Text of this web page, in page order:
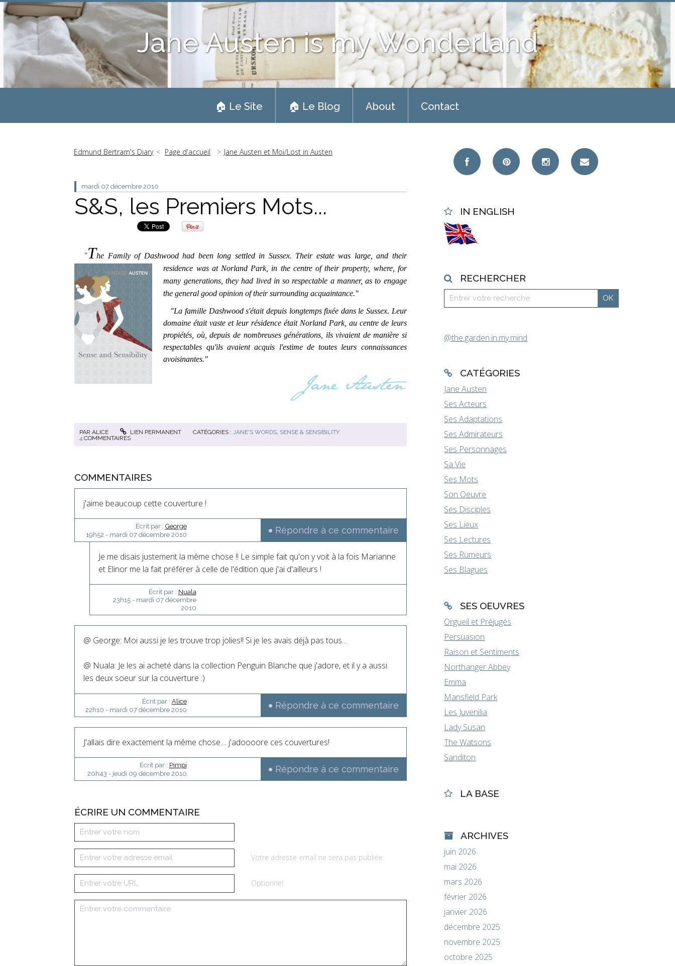
Jane Austen is my Wonderland
🏠 Le Site 🏠 Le Blog About Contact
Edmund Bertram's Diary Page d'accueil Jane Austen et Moi/Lost in Austen
mardi 07 décembre 2010
S&S, les Premiers Mots...
"The Family of Dashwood had been long settled in Sussex. Their estate was large, and their
residence was at Norland Park, in the centre of their property, where, for
many generations, they had lived in so respectable a manner, as to engage
the general good opinion of their surrounding acquaintance."
"La famille Dashwood s'était depuis longtemps fixée dans le Sussex. Leur
domaine était vaste et leur résidence était Norland Park, au centre de leurs
propiétés, où, depuis de nombreuses générations, ils vivaient de manière si
respectables qu'ils avaient acquis l'estime de toutes leurs connaissances
avoisinantes."
PAR ALICE LIEN PERMANENT CATÉGORIES : JANE'S WORDS SENSE & SENSIBILITY
4 COMMENTAIRES
COMMENTAIRES
j'aime beaucoup cette couverture !
Écrit par : George
19h52 - mardi 07 décembre 2010 Répondre à ce commentaire
Je me disais justement la même chose !! Le simple fait qu'on y voit à la fois Marianne
et Elinor me la fait préférer à celle de l'édition que j'ai d'ailleurs !
Écrit par : Nuala
23h15- mardi 07 décembre
2010
@ George: Moi aussi je les trouve trop jolies!! Si je les avais déjà pas tous...
@ Nuala: Je les ai acheté dans la collection Penguin Blanche que j'adore, et il y a aussi
les deux soeur sur la couverture :)
Écrit par : Alice
22h10 - mardi 07 décembre 2010 Répondre à ce commentaire
J'allais dire exactement la même chose.... j'adoooore ces couvertures!
Écrit par : Pimpi
20h43 - jeudi 09 décembre 2010 Répondre à ce commentaire
ÉCRIRE UN COMMENTAIRE
Votre adresse email ne sera pas publiée
Optionnel
IN ENGLISH
RECHERCHER
@the.garden.in.my.mind
CATÉGORIES
Jane Austen
Ses Acteurs
Ses Adaptations
Ses Admirateurs
Ses Personnages
Sa Vie
Ses Mots
Son Oeuvre
Ses Disciples
Ses Lieux
Ses Lectures
Ses Rumeurs
Ses Blagues
SES OEUVRES
Orgueil et Préjugés
Persuasion
Raison et Sentiments
Northanger Abbey
Emma
Mansfield Park
Les Juvenilia
Lady Susan
The Watsons
Sanditon
LA BASE
ARCHIVES
juin 2026
mai 2026
mars 2026
février 2026
janvier 2026
décembre 2025
novembre 2025
octobre 2025